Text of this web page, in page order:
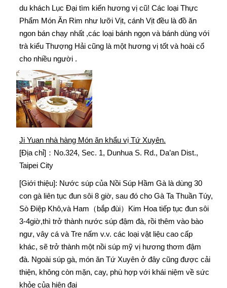
du khách Lục Đại tìm kiến hương vị cũ! Các loại Thực
Phẩm Món Ăn Rim như lưỡi Vịt, cánh Vịt đều là đồ ăn
ngon bán chạy nhất ,các loại bánh ngọn và bánh dùng với
trà kiểu Thượng Hải cũng là một hương vị tốt và hoài cổ
cho nhiều người .
Ji Yuan nhà hàng Món ăn khẩu vị Tứ Xuyên.
[Địa chỉ]：No.324, Sec. 1, Dunhua S. Rd., Da’an Dist.,
Taipei City
[Giới thiệu]: Nước súp của Nồi Súp Hầm Gà là dùng 30
con gà liên tục đun sôi 8 giờ, sau đó cho Gà Ta Thuần Túy,
Sò Điệp Khô,và Ham（bắp đùi）Kim Hoa tiếp tục đun sôi
3-4giờ,thì trở thành nước súp đậm đà, rồi thêm vào bào
ngư, vây cá và Tre nấm v.v. các loại vật liệu cao cấp
khác, sẽ trở thành một nồi súp mỹ vị hương thơm đậm
đà. Ngoài súp gà, món ăn Tứ Xuyên ở đây cũng được cải
thiện, không còn mặn, cay, phù hợp với khái niệm về sức
khỏe của hiện đại